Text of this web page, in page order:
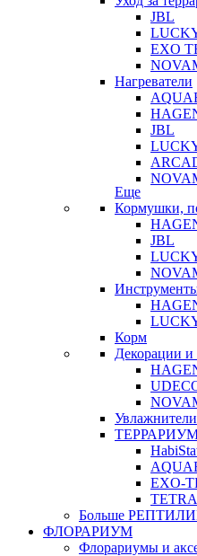
JBL
EXO
Нагреватели
JBL
Еще
Кормушки,
JBL
Корм
Декорации и
Увлажнители
EXO-
TETRA
Больше
ФЛОРАРИУМ
Флорариумы и